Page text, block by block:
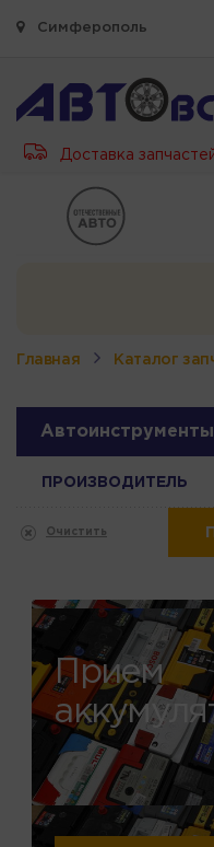
Симферополь
Доставка
Главная Каталог
Автоинструменты
ПРОИЗВОДИТЕЛЬ
Очистить
Прием